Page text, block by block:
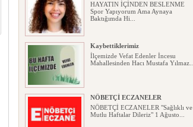
HAYATIN İÇİNDEN BESLENME
Spor Yapıyorum Ama Aynaya
Baktığımda Hi...
Kaybettiklerimiz
İlçemizde Vefat Edenler İncesu
Mahallesinden Hacı Mustafa Yılmaz...
NÖBETÇİ ECZANELER
NÖBETÇİ ECZANELER "Sağlıklı ve
Mutlu Haftalar Dileriz" 1 Ağusto...